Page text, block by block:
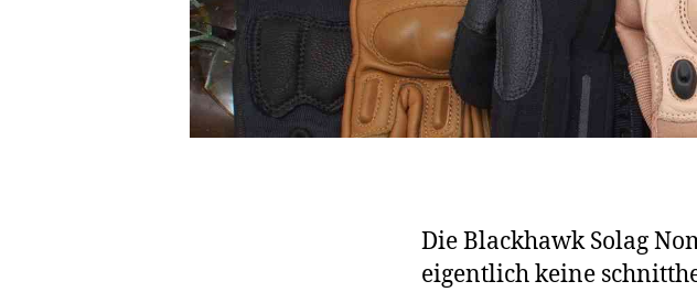
Die Blackhawk Solag
eigentlich keine